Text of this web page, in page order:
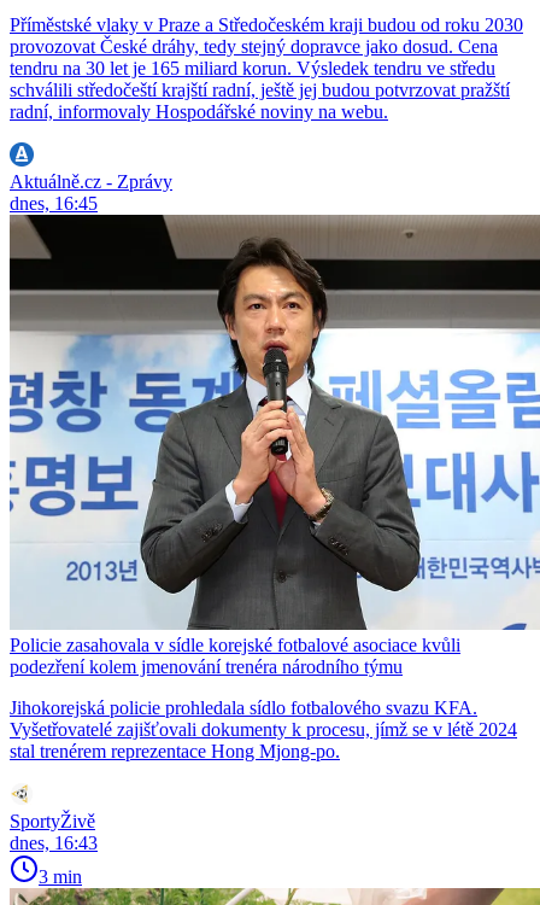
Příměstské vlaky v Praze a Středočeském kraji budou od roku 2030
provozovat České dráhy, tedy stejný dopravce jako dosud. Cena
tendru na 30 let je 165 miliard korun. Výsledek tendru ve středu
schválili středočeští krajští radní, ještě jej budou potvrzovat pražští
radní, informovaly Hospodářské noviny na webu.
Aktuálně.cz - Zprávy
dnes, 16:45
Policie zasahovala v sídle korejské fotbalové asociace kvůli
podezření kolem jmenování trenéra národního týmu
Jihokorejská policie prohledala sídlo fotbalového svazu KFA.
Vyšetřovatelé zajišťovali dokumenty k procesu, jímž se v létě 2024
stal trenérem reprezentace Hong Mjong-po.
SportyŽivě
dnes, 16:43
3 min